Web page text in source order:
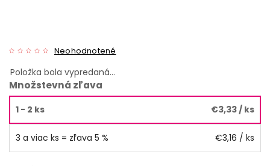
Neohodnotené
Položka bola vypredaná…
Množstevná zľava
1 - 2 ks €3,33/ ks
3 a viac ks = zľava 5 % €3,16 / ks